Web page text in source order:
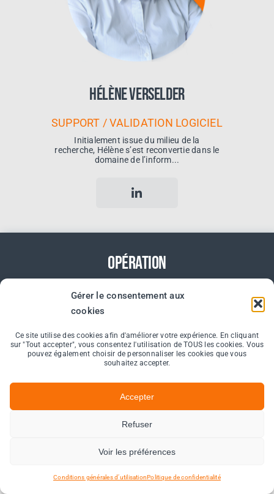
Gérer le consentement aux
cookies
Ce site utilise des cookies afin d'améliorer votre expérience. En cliquant
sur "Tout accepter", vous consentez l'utilisation de TOUS les cookies. Vous
pouvez également choisir de personnaliser les cookies que vous
souhaitez accepter.
Accepter
Refuser
Voir les préférences
Conditions générales d’utilisationPolitique de confidentialité
Hélène Verselder
SUPPORT / VALIDATION LOGICIEL
Initialement issue du milieu de la
recherche, Hélène s’est reconvertie dans le
domaine de l’inform...
Opération
L’équipe des Opérations est dédiée à assurer le bon
fonctionnement et la fiabilité de notre solution de
processus assure une intégration fluide et une
utilisation optimale de notre système, contribuant